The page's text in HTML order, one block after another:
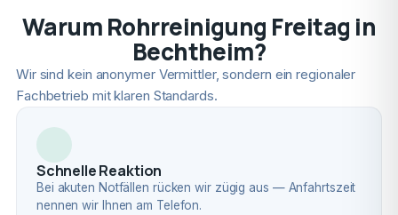
Warum Rohrreinigung Freitag in
Bechtheim?
Wir sind kein anonymer Vermittler, sondern ein regionaler
Fachbetrieb mit klaren Standards.
Schnelle Reaktion
Bei akuten Notfällen rücken wir zügig aus — Anfahrtszeit
nennen wir Ihnen am Telefon.